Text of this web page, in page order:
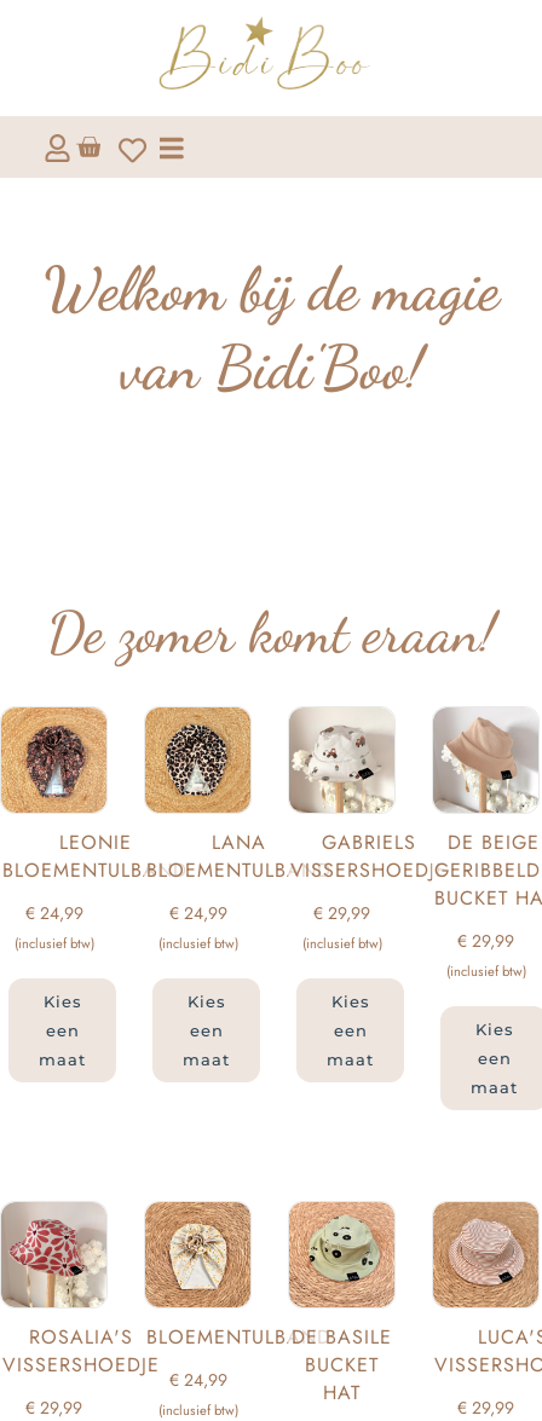
Welkom bij de magie
van Bidi'Boo!
De zomer komt eraan!
LEONIE
BLOEMENTULBAND
€24,99
(inclusief btw)
Kies
een
maat
LANA
BLOEMENTULBAND
€24,99
(inclusief btw)
Kies
een
maat
GABRIELS
VISSERSHOEDJE
€ 29,99
(inclusief btw)
Kies
een
maat
DE BEIGE
BUCKET
€ 29,99
(inclusief btw)
Kies
een
maat
ROSALIA'S
VISSERSHOEDJE
€ 29,99
BLOEMENTULBAND
€24,99
(inclusief btw)
DE BASILE
BUCKET
HAT
€ 29,99